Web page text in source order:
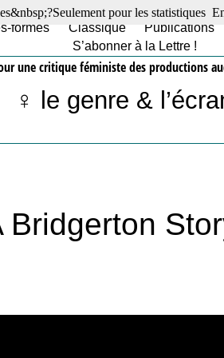
formes Classique Publications
S’abonner à la Lettre !
une critique féministe des productions
♀ le genre &
Bridgerton
pour les statistiques